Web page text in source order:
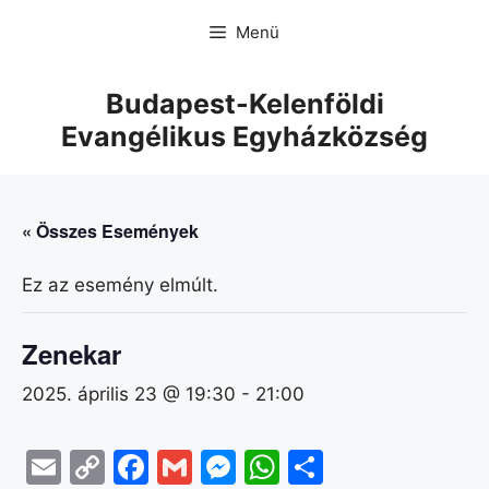
Menü
Budapest-Kelenföldi
Evangélikus Egyházközség
« Összes Események
Ez az esemény elmúlt.
Zenekar
2025. április 23 @ 19:30 - 21:00
E C F G M W